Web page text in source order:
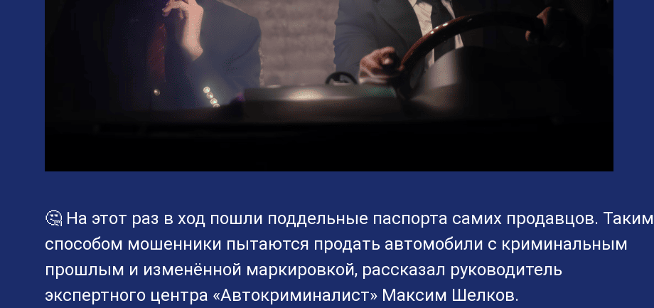
🤔 На этот раз в ход пошли поддельные паспорта самих продавцов. Таким
способом мошенники пытаются продать автомобили с криминальным
прошлым и изменённой маркировкой, рассказал руководитель
экспертного центра «Автокриминалист» Максим Шелков.